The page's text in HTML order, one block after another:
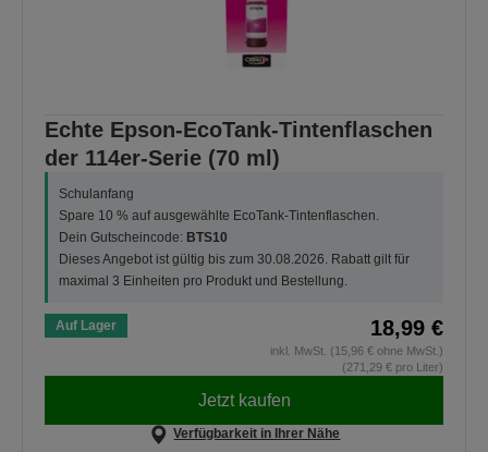
Echte Epson-EcoTank-Tintenflaschen
der 114er-Serie (70 ml)
Schulanfang
Spare 10 % auf ausgewählte EcoTank-Tintenflaschen.
Dein Gutscheincode: BTS10
Dieses Angebot ist gültig bis zum 30.08.2026. Rabatt gilt für
maximal 3 Einheiten pro Produkt und Bestellung.
Auf Lager 18,99 €
inkl. MwSt. (15,96 € ohne MwSt.)
(271,29 € pro Liter)
Jetzt kaufen
Verfügbarkeit in Ihrer Nähe